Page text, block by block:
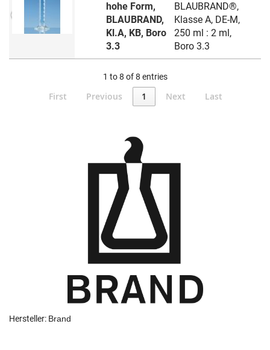
Hersteller: Brand
hohe Form,
BLAUBRAND,
Kl.A, KB, Boro
3.3
BLAUBRAND®,
Klasse A, DE-M,
250 ml : 2 ml,
Boro 3.3
1 to 8 of 8 entries
First Previous 1 Next Last